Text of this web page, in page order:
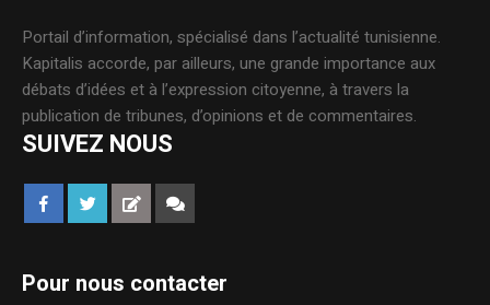
Portail d’information, spécialisé dans l’actualité tunisienne.
Kapitalis accorde, par ailleurs, une grande importance aux
débats d’idées et à l’expression citoyenne, à travers la
publication de tribunes, d’opinions et de commentaires.
SUIVEZ NOUS
Pour nous contacter